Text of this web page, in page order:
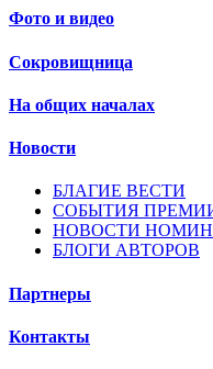
Фото и видео
Сокровищница
На общих началах
Новости
БЛАГИЕ ВЕСТИ
СОБЫТИЯ
НОВОСТИ
БЛОГИ АВТОРОВ
Партнеры
Контакты